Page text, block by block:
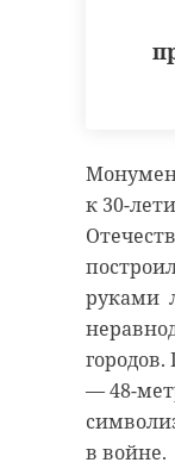
к 30-
руками
— 48-
в войне.